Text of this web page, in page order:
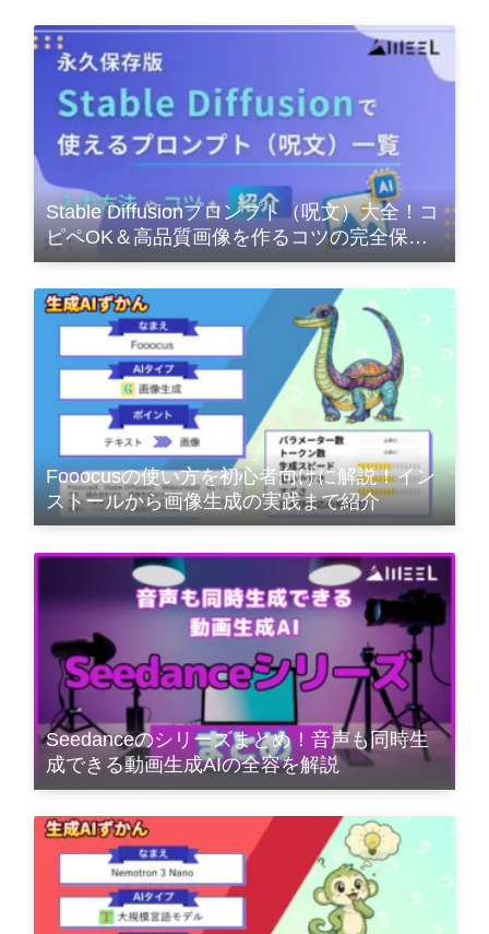
Stable Diffusionプロンプト（呪文）大全！コ
ピペOK＆高品質画像を作るコツの完全保存
版
Fooocusの使い方を初心者向けに解説！イン
ストールから画像生成の実践まで紹介
Seedanceのシリーズまとめ！音声も同時生
成できる動画生成AIの全容を解説